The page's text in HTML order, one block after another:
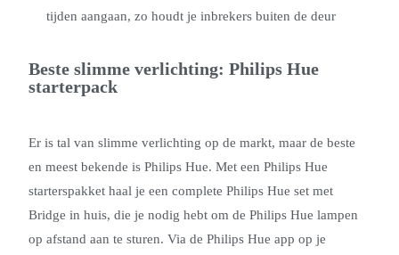
tijden aangaan, zo houdt je inbrekers buiten de deur
Beste slimme verlichting: Philips Hue
starterpack
Er is tal van slimme verlichting op de markt, maar de beste
en meest bekende is Philips Hue. Met een Philips Hue
starterspakket haal je een complete Philips Hue set met
Bridge in huis, die je nodig hebt om de Philips Hue lampen
op afstand aan te sturen. Via de Philips Hue app op je